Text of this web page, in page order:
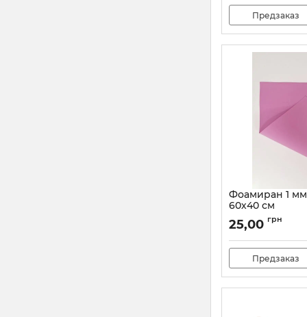
Предзаказ
Фоамиран 1
60х40 см
25,00 грн
Предзаказ